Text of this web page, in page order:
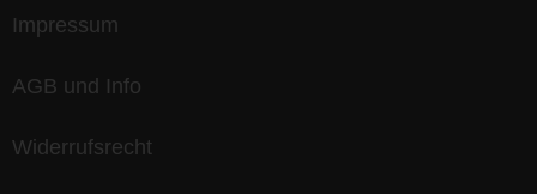
Impressum
AGB und Info
Widerrufsrecht